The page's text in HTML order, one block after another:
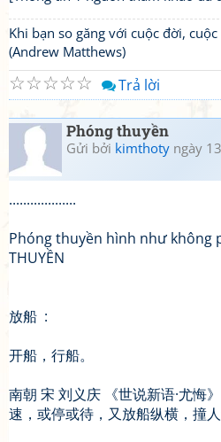
Khi bạn so găng với cuộc đời,
(Andrew Matthews)
☆
☆
☆
☆
☆ Trả lời
Phóng thuyền
Gửi bởi kimthoty ngày
...................
Phóng thuyền hình như không
THUYỀN
放船 :
开船，行船。
南朝 宋 刘义庆 《世说新语·尤悔
速，或停或待，又放船纵横，撞